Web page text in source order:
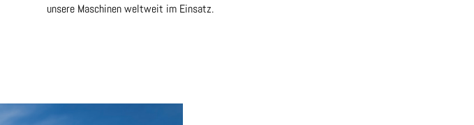
unsere Maschinen weltweit im Einsatz.